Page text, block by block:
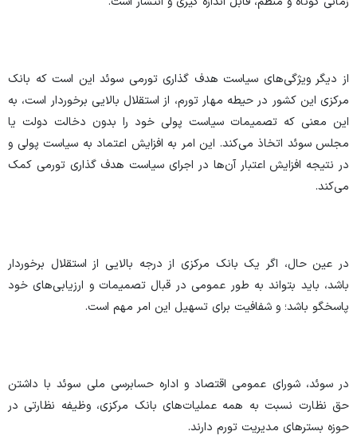
از دیگر ویژگی‌های سیاست هدف گذاری تورمی سوئد این است که بانک
مرکزی این کشور در حیطه مهار تورم، از استقلال بالایی برخوردار است، به
این معنی که تصمیمات سیاست پولی خود را بدون دخالت دولت یا
مجلس سوئد اتخاذ می‌کند. این امر به افزایش اعتماد به سیاست پولی و
در نتیجه افزایش اعتبار آن‌ها در اجرای سیاست هدف گذاری تورمی کمک
می‌کند.
در عین حال، اگر یک بانک مرکزی از درجه بالایی از استقلال برخوردار
باشد، باید بتواند به طور عمومی در قبال تصمیمات و ارزیابی‌های خود
پاسخگو باشد؛ و شفافیت برای تسهیل این امر مهم است.
در سوئد، شورای عمومی اقتصاد و اداره حسابرسی ملی سوئد با داشتن
حق نظارت نسبت به همه عملیات‌های بانک مرکزی، وظیفه نظارتی در
حوزه بستر‌های مدیریت تورم دارند.